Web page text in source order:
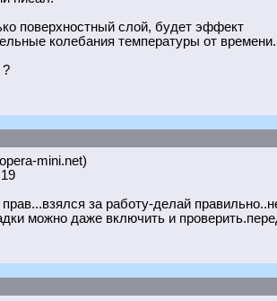
поверхностный слой, будет эффект
колебания температуры от времени.
mini.net)
за работу-делай
можно даже включить и